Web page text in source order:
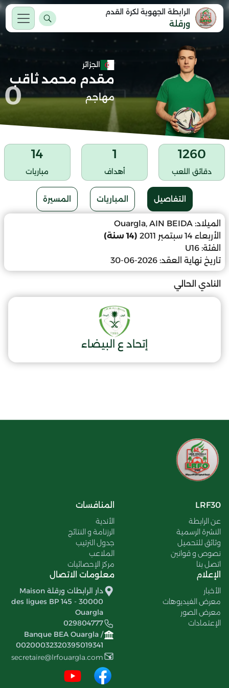
الرابطة الجهوية لكرة القدم
ورقلة
الجزائر
مقدم محمد ثاقب
مهاجم 0
1260
دقائق اللعب
1
أهداف
14
مباريات
التفاصيل المباريات المسيرة
الميلاد: Ouargla, AIN BEIDA
الأربعاء 14 سبتمبر 2011
(14 سنة)
الفئة: U16
تاريخ نهاية العقد: 2026-06-30
النادي الحالي
إتحاد ع البيضاء
LRF30
عن الرابطة
النشرة الرسمية
وثائق للتحميل
نصوص و قوانين
اتصل بنا
المنافسات
الأندية
الرزنامة و النتائج
جدول الترتيب
الملاعب
مركز الإحصائيات
الإعلام
الأخبار
معرض الفيديوهات
معرض الصور
الإعتمادات
معلومات الاتصال
دار الرابطات ورقلة Maison
des ligues BP 145 - 30000
Ouargla
029804777
Banque BEA Ouargla /
00200032320395019341
secretaire@lrfouargla.com